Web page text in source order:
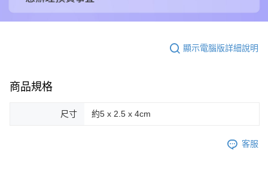
顯示電腦版詳細說明
商品規格
尺寸 約5 x 2.5 x 4cm
客服